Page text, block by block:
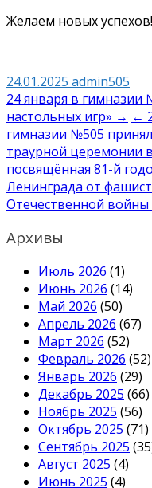
Желаем новых успехов!
24.01.2025 admin505
Навигация
по
записям
24 января в
настольных игр» → ←
гимназии №505
траурной церемонии
посвящённая 81-й
Ленинграда от
Отечественной войны
Архивы
Июль 2026 (1)
Июнь 2026 (14)
Май 2026 (50)
Апрель 2026 (67)
Март 2026 (52)
Февраль 2026 (52)
Январь 2026 (29)
Декабрь 2025 (66)
Ноябрь 2025 (56)
Октябрь 2025 (71)
Сентябрь 2025
Август 2025 (4)
Июнь 2025 (4)